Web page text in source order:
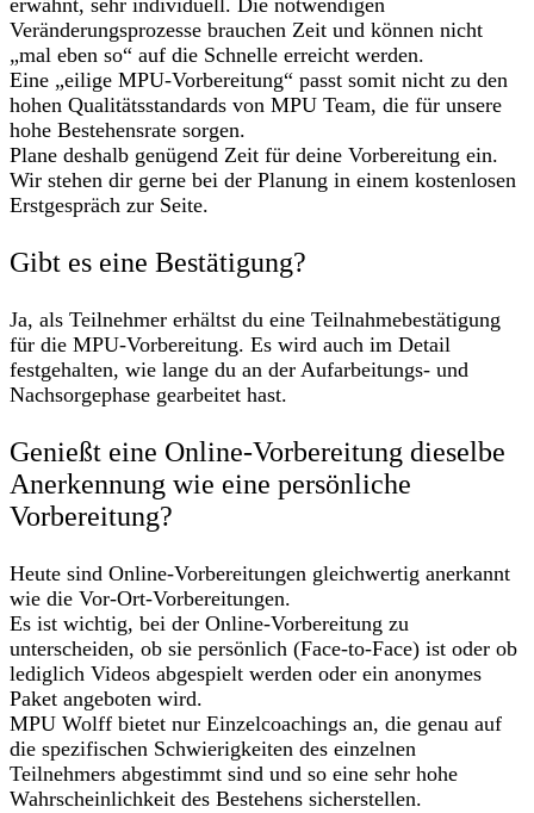
erwähnt, sehr individuell. Die notwendigen
Veränderungsprozesse brauchen Zeit und können nicht
„mal eben so“ auf die Schnelle erreicht werden.
Eine „eilige MPU-Vorbereitung“ passt somit nicht zu den
hohen Qualitätsstandards von MPU Team, die für unsere
hohe Bestehensrate sorgen.
Plane deshalb genügend Zeit für deine Vorbereitung ein.
Wir stehen dir gerne bei der Planung in einem kostenlosen
Erstgespräch zur Seite.
Gibt es eine Bestätigung?
Ja, als Teilnehmer erhältst du eine Teilnahmebestätigung
für die MPU-Vorbereitung. Es wird auch im Detail
festgehalten, wie lange du an der Aufarbeitungs- und
Nachsorgephase gearbeitet hast.
Genießt eine Online-Vorbereitung dieselbe
Anerkennung wie eine persönliche
Vorbereitung?
Heute sind Online-Vorbereitungen gleichwertig anerkannt
wie die Vor-Ort-Vorbereitungen.
Es ist wichtig, bei der Online-Vorbereitung zu
unterscheiden, ob sie persönlich (Face-to-Face) ist oder ob
lediglich Videos abgespielt werden oder ein anonymes
Paket angeboten wird.
MPU Wolff bietet nur Einzelcoachings an, die genau auf
die spezifischen Schwierigkeiten des einzelnen
Teilnehmers abgestimmt sind und so eine sehr hohe
Wahrscheinlichkeit des Bestehens sicherstellen.